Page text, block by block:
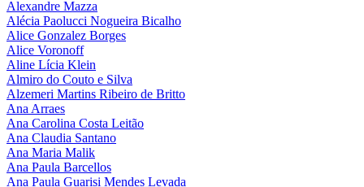
Alexandre Mazza
Alécia Paolucci Nogueira Bicalho
Alice Gonzalez Borges
Alice Voronoff
Aline Lícia Klein
Almiro do Couto e Silva
Alzemeri Martins Ribeiro de Britto
Ana Arraes
Ana Carolina Costa Leitão
Ana Claudia Santano
Ana Maria Malik
Ana Paula Barcellos
Ana Paula Guarisi Mendes Levada